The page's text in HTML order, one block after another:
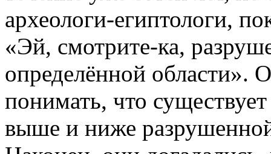
археологи-египтологи,
«Эй, смотрите-ка,
определённой области».
понимать, что
выше и ниже